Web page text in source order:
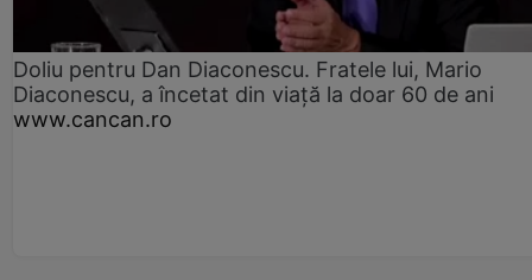
Doliu pentru Dan Diaconescu. Fratele lui, Mario
Diaconescu, a încetat din viață la doar 60 de ani
www.cancan.ro